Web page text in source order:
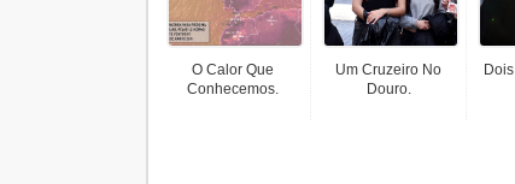
O Calor Que
Conhecemos.
Um Cruzeiro No
Douro.